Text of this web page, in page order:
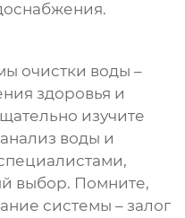
очистки воды –
здоровья и
изучите
воды и
выбор. Помните,
системы – залог